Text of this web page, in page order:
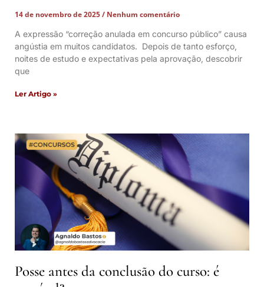
14 de novembro de 2025
Nenhum comentário
A expressão “correção anulada em concurso público” causa
angústia em muitos candidatos. Depois de tanto esforço,
noites de estudo e expectativas pela aprovação, descobrir
que
Ler Artigo »
Posse antes da conclusão do curso: é